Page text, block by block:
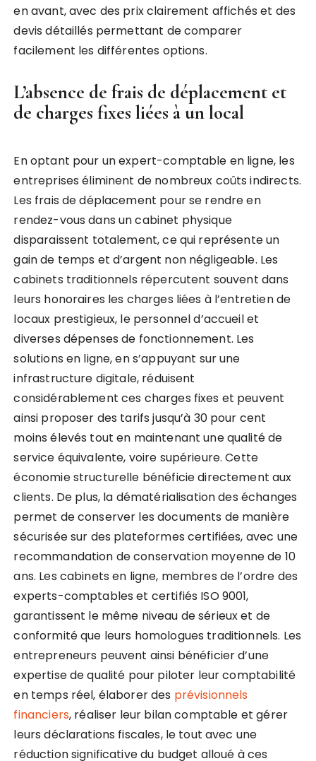
en avant, avec des prix clairement affichés et des
devis détaillés permettant de comparer
facilement les différentes options.
L’absence de frais de déplacement et
de charges fixes liées à un local
En optant pour un expert-comptable en ligne, les
entreprises éliminent de nombreux coûts indirects.
Les frais de déplacement pour se rendre en
rendez-vous dans un cabinet physique
disparaissent totalement, ce qui représente un
gain de temps et d’argent non négligeable. Les
cabinets traditionnels répercutent souvent dans
leurs honoraires les charges liées à l’entretien de
locaux prestigieux, le personnel d’accueil et
diverses dépenses de fonctionnement. Les
solutions en ligne, en s’appuyant sur une
infrastructure digitale, réduisent
considérablement ces charges fixes et peuvent
ainsi proposer des tarifs jusqu’à 30 pour cent
moins élevés tout en maintenant une qualité de
service équivalente, voire supérieure. Cette
économie structurelle bénéficie directement aux
clients. De plus, la dématérialisation des échanges
permet de conserver les documents de manière
sécurisée sur des plateformes certifiées, avec une
recommandation de conservation moyenne de 10
ans. Les cabinets en ligne, membres de l’ordre des
experts-comptables et certifiés ISO 9001,
garantissent le même niveau de sérieux et de
conformité que leurs homologues traditionnels. Les
entrepreneurs peuvent ainsi bénéficier d’une
expertise de qualité pour piloter leur comptabilité
en temps réel, élaborer des prévisionnels
financiers, réaliser leur bilan comptable et gérer
leurs déclarations fiscales, le tout avec une
réduction significative du budget alloué à ces